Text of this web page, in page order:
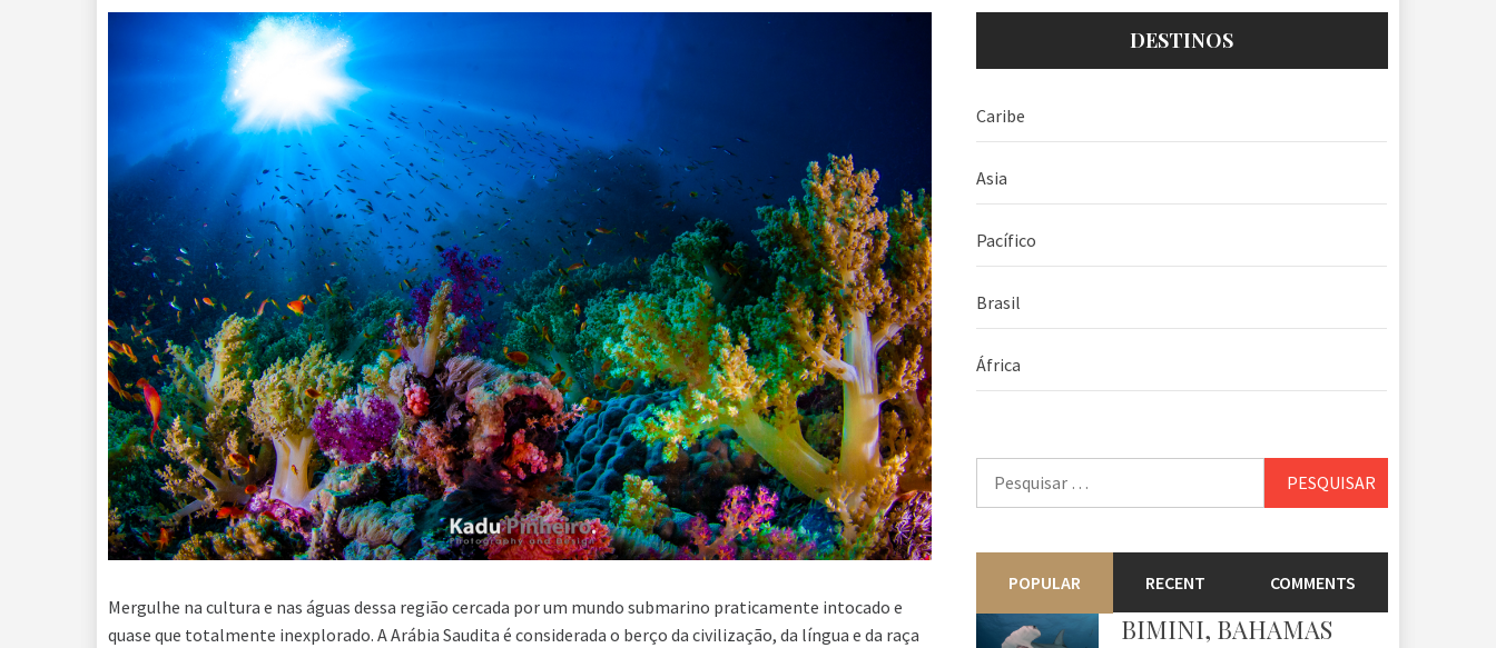
Mergulhe na cultura e nas águas dessa região cercada por um mundo submarino praticamente intocado e
quase que totalmente inexplorado. A Arábia Saudita é considerada o berço da civilização, da língua e da raça
DESTINOS
Caribe
Asia
Pacífico
Brasil
África
POPULAR RECENT COMMENTS
BIMINI, BAHAMAS